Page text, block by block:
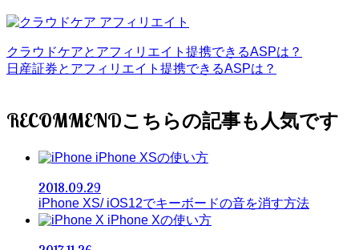
クラウドケアとアフィリエイト提携できるASPは？
日産証券とアフィリエイト提携できるASPは？
RECOMMEND
iPhone XSの使い方
2018.09.29
iPhone XS/ iOS12でキーボードの音を消す方法
iPhone Xの使い方